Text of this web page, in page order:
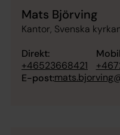
Mats Björving
Kantor, Svenska
Direkt:
+46523668421
E-post: